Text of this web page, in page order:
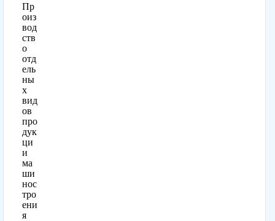
Пр
оиз
вод
ств
о
отд
ель
ны
х
вид
ов
про
дук
ци
и
ма
ши
нос
тро
ени
я